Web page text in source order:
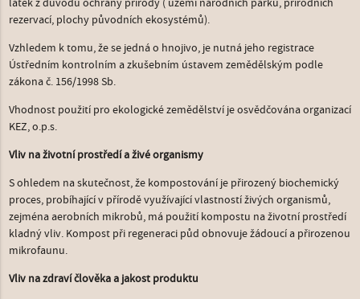
látek z důvodů ochrany přírody ( území národních parků, přírodních
rezervací, plochy původních ekosystémů).
Vzhledem k tomu, že se jedná o hnojivo, je nutná jeho registrace
Ústředním kontrolním a zkušebním ústavem zemědělským podle
zákona č. 156/1998 Sb.
Vhodnost použití pro ekologické zemědělství je osvědčována organizací
KEZ, o.p.s.
Vliv na životní prostředí a živé organismy
S ohledem na skutečnost, že kompostování je přirozený biochemický
proces, probíhající v přírodě využívající vlastností živých organismů,
zejména aerobních mikrobů, má použití kompostu na životní prostředí
kladný vliv. Kompost při regeneraci půd obnovuje žádoucí a přirozenou
mikrofaunu.
Vliv na zdraví člověka a jakost produktu